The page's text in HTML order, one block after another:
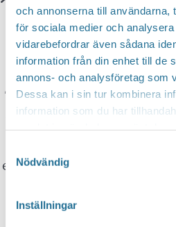
och annonserna till användarna,
för sociala medier och
vidarebefordrar även sådana
information från din enhet till de
annons- och analysföretag som
Dessa kan i sin tur kombinera
information som du har
Nödvändig
Inställningar
You can translate this
Translate. It is important
translation is being done
expect the translation to
Tillväxt Motala is not